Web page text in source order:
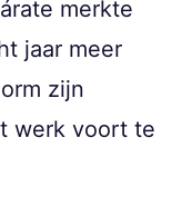
merkte
jaar meer
zijn
werk voort te